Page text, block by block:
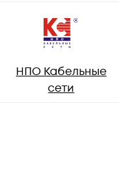
НПО Кабельные
сети